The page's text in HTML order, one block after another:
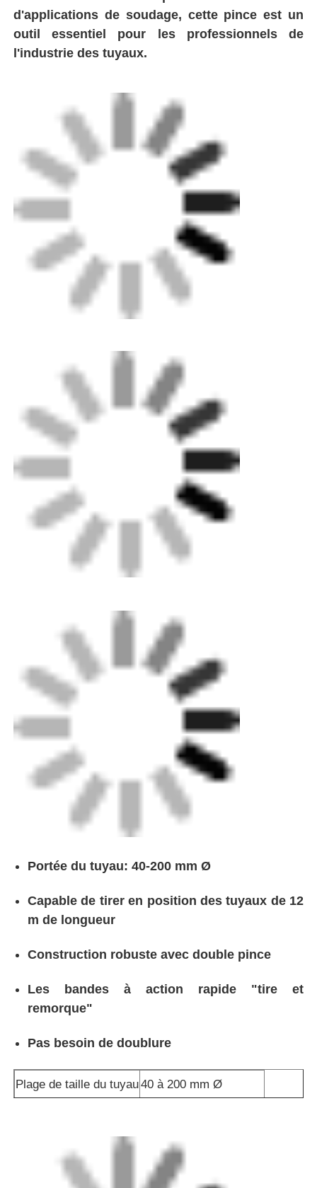
Appareils de fusion électrique
Armatures de transition
Machines de soudage par électrofusion
Outil de fusion des fesses
Outils à électrofusion
Accessoires de soudure bout à bout
Machine à extruder manuellement
Machines à souder à l'arrière-plan CNC
Portée du tuyau: 40-200 mm Ø
m de longueur
Construction robuste avec double pince
Les bandes à action rapide "tire et
remorque"
Pas besoin de doublure
Plage de taille du tuyau40 à 200 mm Ø